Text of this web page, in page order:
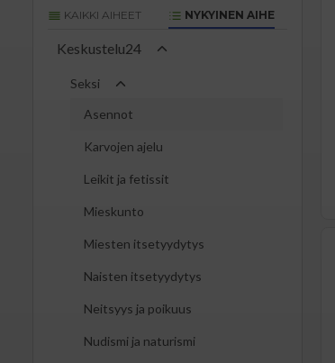
KAIKKI AIHEET NYKYINEN AIHE
Keskustelu24
Seksi
Asennot
Karvojen ajelu
Leikit ja fetissit
Mieskunto
Miesten itsetyydytys
Naisten itsetyydytys
Neitsyys ja poikuus
Nudismi ja naturismi